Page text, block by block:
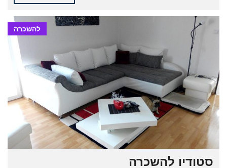
להשכרה
סטודיו להשכרה